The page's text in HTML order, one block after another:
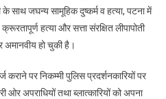
के साथ जघन्य सामूहिक दुष्कर्म व हत्या, पटना में
हत्या और सत्ता संरक्षित लीपापोती
अमानवीय हो चुकी है।
कराने पर निकम्मी पुलिस प्रदर्शनकारियों पर
ओर अपराधियों तथा ब्लात्कारियों को अपना